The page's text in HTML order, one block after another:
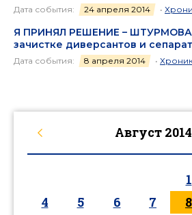
Дата события: 24 апреля 2014 •
Я ПРИНЯЛ РЕШЕНИЕ –
зачистке диверсантов и
Дата события: 8 апреля 2014 •
Август 2014
1
4
5 6 7 8